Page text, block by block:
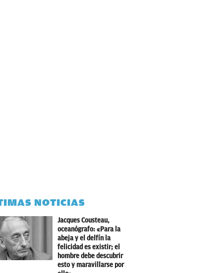
NOTICIAS
Jacques Cousteau,
oceanógrafo: «Para la
abeja y el delfín la
felicidad es existir; el
hombre debe descubrir
esto y maravillarse por